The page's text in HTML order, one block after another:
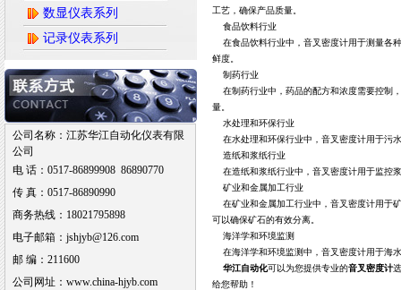
数显仪表系列
记录仪表系列
公司名称：江苏华江自动化仪表有限
公司
电 话：0517-86899908 86890770
传 真：0517-86890990
商务热线：18021795898
电子邮箱：jshjyb@126.com
邮 编：211600
公司网址：www.china-hjyb.com
工艺，确保产品质量。
食品饮料行业
在食品饮料行业中，音叉密度计用于测量各
鲜度。
制药行业
在制药行业中，药品的配方和浓度需要控制
量。
水处理和环保行业
在水处理和环保行业中，音叉密度计用于污
造纸和浆纸行业
在造纸和浆纸行业中，音叉密度计用于监控
矿业和金属加工行业
在矿业和金属加工行业中，音叉密度计用于
可以确保矿石的有效分离。
海洋学和环境监测
在海洋学和环境监测中，音叉密度计用于海
华江自动化可以为您提供专业的音叉密度计
给您帮助！